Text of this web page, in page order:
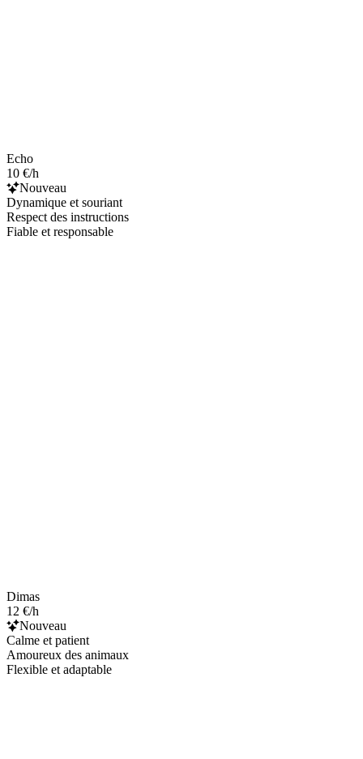
Echo
10 €/h
Nouveau
Dynamique et souriant
Respect des instructions
Fiable et responsable
Dimas
12 €/h
Nouveau
Calme et patient
Amoureux des animaux
Flexible et adaptable